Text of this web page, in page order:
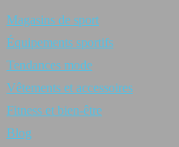
Magasins de sport
Équipements sportifs
Tendances mode
Vêtements et accessoires
Fitness et bien-être
Blog